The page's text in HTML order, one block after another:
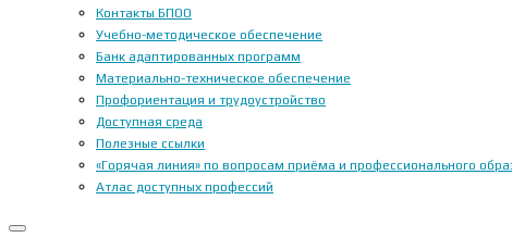
Контакты БПОО
Учебно-методическое обеспечение
Банк адаптированных программ
Материально-техническое обеспечение
Профориентация и трудоустройство
Доступная среда
Полезные ссылки
«Горячая линия» по вопросам приёма и профессионального
Атлас доступных профессий